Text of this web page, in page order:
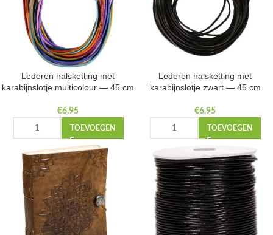
Lederen halsketting met
karabijnslotje multicolour — 45 cm
€6,95
TOEVOEGEN
Lederen halsketting met
karabijnslotje zwart — 45 cm
€6,95
TOEVOEGEN